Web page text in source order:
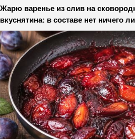
Жарю варенье из слив на
вкуснятина: в составе нет ничего